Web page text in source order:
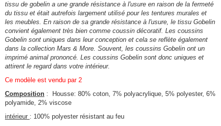
tissu de gobelin a une grande résistance à l'usure en raison de la fermeté
du tissu et était autrefois largement utilisé pour les tentures murales et
les meubles. En raison de sa grande résistance à l'usure, le tissu Gobelin
convient également très bien comme coussin décoratif. Les coussins
Gobelin sont uniques dans leur conception et cela se reflète également
dans la collection Mars & More. Souvent, les coussins Gobelin ont un
imprimé animal prononcé. Les coussins Gobelin sont donc uniques et
attirent le regard dans votre intérieur.
Ce modèle est vendu par 2
Composition : Housse: 80% coton, 7% polyacrylique, 5% polyester, 6%
polyamide, 2% viscose
intérieur : 100% polyester résistant au feu